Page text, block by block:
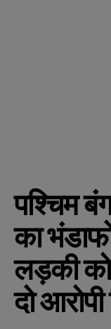
पश्चिम
का
लड़की को
दो आरोपी